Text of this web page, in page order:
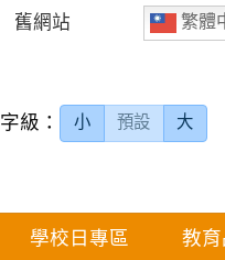
繁體
舊網站
字級： 小 預設 大
學校日專區 教